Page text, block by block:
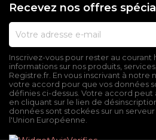
Recevez nos offres
Inscrivez-vous pour rester au
informations sur nos produits,
Registre.fr. En vous inscrivant à notre
votre accord pour que vos données
définies ci-dessus. Votre accord
en cliquant sur le lien de
données sont stockées sur un
l'Union Européenne.